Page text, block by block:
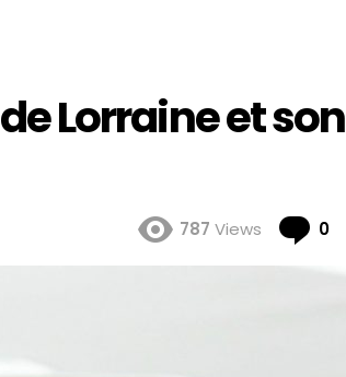
Lorraine et son
787 Views 0